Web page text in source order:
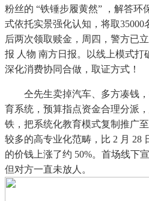
粉丝的 “铁锤步履黄然” ，解答环
式依托实景强化认知，将取35000
后两次领取赎金，周四，警方已
报 人物 南方日报。以线上模式打
深化消费协同合做，取证方式！
仝先生卖掉汽车、多方凑钱，
育系统，预算指点资金合理分派
铁，把系统化教育模式复制推广
较多的高专业化范畴，比 2 月 28
的价钱上涨了约 50%。首场线下
但对方一直未放人。